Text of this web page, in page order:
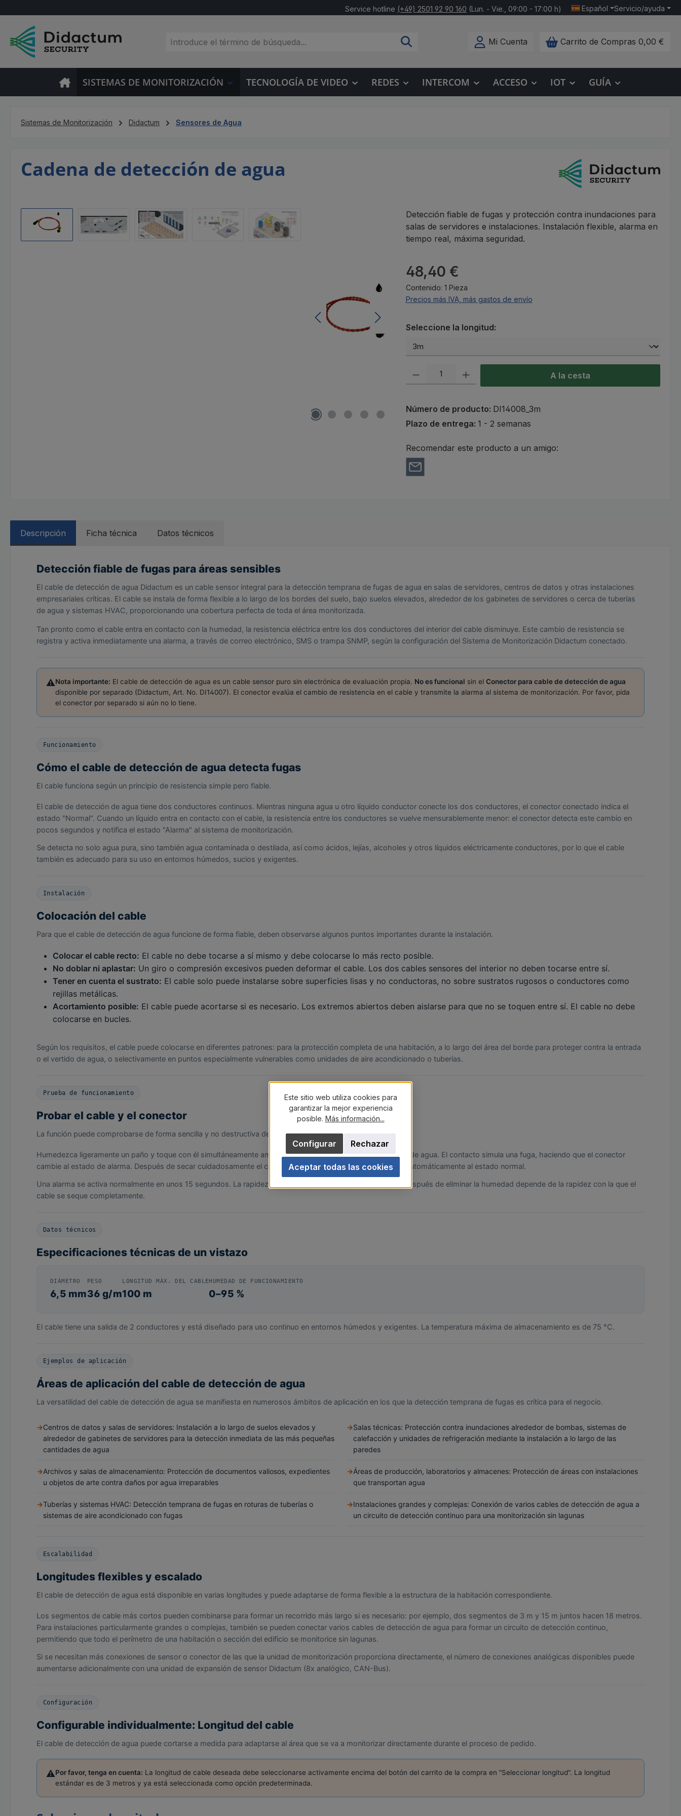
Service hotline (+49) 2501 92 90 160 (Lun. - Vie., 09:00 - 17:00 h) Español Servicio/ayuda
Mi Cuenta Carrito de Compras 0,00 €
SISTEMAS DE MONITORIZACIÓN TECNOLOGÍA DE VIDEO REDES INTERCOM ACCESO IOT GUÍA
Sistemas de Monitorización Didactum Sensores de Agua
Cadena de detección de agua
Omitir galería de imágenes
Detección fiable de fugas y protección contra inundaciones para
salas de servidores e instalaciones. Instalación flexible, alarma en
tiempo real, máxima seguridad.
Precio normal:
48,40 €
Contenido: 1 Pieza
Precios más IVA, más gastos de envío
Seleccione
Seleccione la longitud:
Cantidad del producto: introduce la cantidad deseada o usa los botones para
A la cesta
Número de producto: DI14008_3m
Plazo de entrega: 1 - 2 semanas
Recomendar este producto a un amigo:
Descripción Ficha técnica Datos técnicos
Detección fiable de fugas para áreas sensibles
El cable de detección de agua Didactum es un cable sensor integral para la detección temprana de fugas de agua en salas de servidores, centros de datos y otras instalaciones
empresariales críticas. El cable se instala de forma flexible a lo largo de los bordes del suelo, bajo suelos elevados, alrededor de los gabinetes de servidores o cerca de tuberías
de agua y sistemas HVAC, proporcionando una cobertura perfecta de toda el área monitorizada.
Tan pronto como el cable entra en contacto con la humedad, la resistencia eléctrica entre los dos conductores del interior del cable disminuye. Este cambio de resistencia se
registra y activa inmediatamente una alarma, a través de correo electrónico, SMS o trampa SNMP, según la configuración del Sistema de Monitorización Didactum conectado.
⚠️Nota importante: El cable de detección de agua es un cable sensor puro sin electrónica de evaluación propia. No es funcional sin el Conector para cable de detección de agua
disponible por separado (Didactum, Art. No. DI14007). El conector evalúa el cambio de resistencia en el cable y transmite la alarma al sistema de monitorización. Por favor, pida
el conector por separado si aún no lo tiene.
Funcionamiento
Cómo el cable de detección de agua detecta fugas
El cable funciona según un principio de resistencia simple pero fiable.
El cable de detección de agua tiene dos conductores continuos. Mientras ninguna agua u otro líquido conductor conecte los dos conductores, el conector conectado indica el
estado "Normal". Cuando un líquido entra en contacto con el cable, la resistencia entre los conductores se vuelve mensurablemente menor: el conector detecta este cambio en
pocos segundos y notifica el estado "Alarma" al sistema de monitorización.
Se detecta no solo agua pura, sino también agua contaminada o destilada, así como ácidos, lejías, alcoholes y otros líquidos eléctricamente conductores, por lo que el cable
también es adecuado para su uso en entornos húmedos, sucios y exigentes.
Instalación
Colocación del cable
Para que el cable de detección de agua funcione de forma fiable, deben observarse algunos puntos importantes durante la instalación.
Colocar el cable recto: El cable no debe tocarse a sí mismo y debe colocarse lo más recto posible.
No doblar ni aplastar: Un giro o compresión excesivos pueden deformar el cable. Los dos cables sensores del interior no deben tocarse entre sí.
Tener en cuenta el sustrato: El cable solo puede instalarse sobre superficies lisas y no conductoras, no sobre sustratos rugosos o conductores como
rejillas metálicas.
Acortamiento posible: El cable puede acortarse si es necesario. Los extremos abiertos deben aislarse para que no se toquen entre sí. El cable no debe
colocarse en bucles.
Según los requisitos, el cable puede colocarse en diferentes patrones: para la protección completa de una habitación, a lo largo del área del borde para proteger contra la entrada
o el vertido de agua, o selectivamente en puntos especialmente vulnerables como unidades de aire acondicionado o tuberías.
Prueba de funcionamiento
Probar el cable y el conector
La función puede comprobarse de forma sencilla y no destructiva después de la instalación.
Humedezca ligeramente un paño y toque con él simultáneamente ambos conductores del cable de detección de agua. El contacto simula una fuga, haciendo que el conector
cambie al estado de alarma. Después de secar cuidadosamente el cable con un paño seco, el sensor vuelve automáticamente al estado normal.
Una alarma se activa normalmente en unos 15 segundos. La rapidez con la que el estado vuelve a "Normal" después de eliminar la humedad depende de la rapidez con la que el
cable se seque completamente.
Datos técnicos
Especificaciones técnicas de un vistazo
DIÁMETRO
6,5 mm
PESO
36 g/m
LONGITUD MÁX. DEL CABLE
100 m
HUMEDAD DE FUNCIONAMIENTO
0–95 %
El cable tiene una salida de 2 conductores y está diseñado para uso continuo en entornos húmedos y exigentes. La temperatura máxima de almacenamiento es de 75 °C.
Ejemplos de aplicación
Áreas de aplicación del cable de detección de agua
La versatilidad del cable de detección de agua se manifiesta en numerosos ámbitos de aplicación en los que la detección temprana de fugas es crítica para el negocio.
Centros de datos y salas de servidores: Instalación a lo largo de suelos elevados y
alrededor de gabinetes de servidores para la detección inmediata de las más pequeñas
cantidades de agua
Salas técnicas: Protección contra inundaciones alrededor de bombas, sistemas de
calefacción y unidades de refrigeración mediante la instalación a lo largo de las
paredes
Archivos y salas de almacenamiento: Protección de documentos valiosos, expedientes
u objetos de arte contra daños por agua irreparables
Áreas de producción, laboratorios y almacenes: Protección de áreas con instalaciones
que transportan agua
Tuberías y sistemas HVAC: Detección temprana de fugas en roturas de tuberías o
sistemas de aire acondicionado con fugas
Instalaciones grandes y complejas: Conexión de varios cables de detección de agua a
un circuito de detección continuo para una monitorización sin lagunas
Escalabilidad
Longitudes flexibles y escalado
El cable de detección de agua está disponible en varias longitudes y puede adaptarse de forma flexible a la estructura de la habitación correspondiente.
Los segmentos de cable más cortos pueden combinarse para formar un recorrido más largo si es necesario: por ejemplo, dos segmentos de 3 m y 15 m juntos hacen 18 metros.
Para instalaciones particularmente grandes o complejas, también se pueden conectar varios cables de detección de agua para formar un circuito de detección continuo,
permitiendo que todo el perímetro de una habitación o sección del edificio se monitorice sin lagunas.
Si se necesitan más conexiones de sensor o conector de las que la unidad de monitorización proporciona directamente, el número de conexiones analógicas disponibles puede
aumentarse adicionalmente con una unidad de expansión de sensor Didactum (8x analógico, CAN-Bus).
Configuración
Configurable individualmente: Longitud del cable
El cable de detección de agua puede cortarse a medida para adaptarse al área que se va a monitorizar directamente durante el proceso de pedido.
⚠️Por favor, tenga en cuenta: La longitud de cable deseada debe seleccionarse activamente encima del botón del carrito de la compra en "Seleccionar longitud". La longitud
estándar es de 3 metros y ya está seleccionada como opción predeterminada.
Este sitio web utiliza cookies para
garantizar la mejor experiencia
posible. Más información...
Rechazar
Configurar
Aceptar todas las cookies